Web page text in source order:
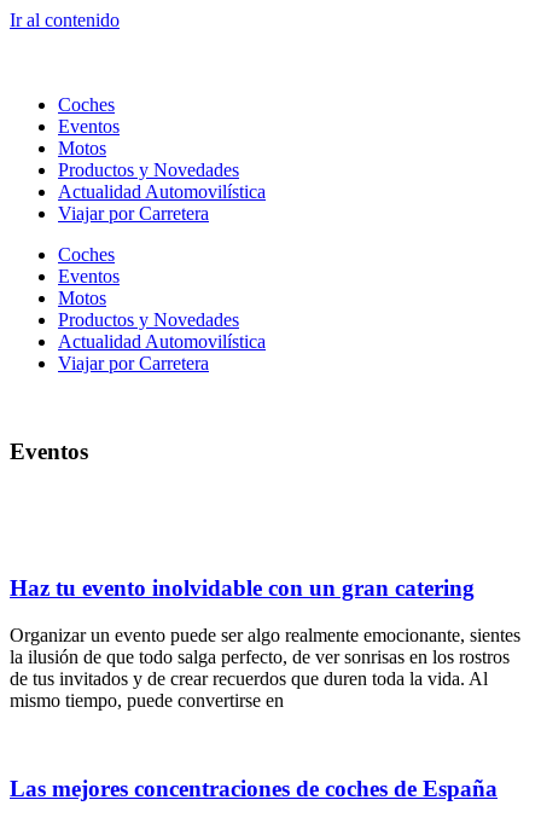
Ir al contenido
Coches
Eventos
Motos
Productos y Novedades
Actualidad Automovilística
Viajar por Carretera
Coches
Eventos
Motos
Productos y Novedades
Actualidad Automovilística
Viajar por Carretera
Eventos
Haz tu evento inolvidable con un gran catering
Organizar un evento puede ser algo realmente emocionante, sientes
la ilusión de que todo salga perfecto, de ver sonrisas en los rostros
de tus invitados y de crear recuerdos que duren toda la vida. Al
mismo tiempo, puede convertirse en
Las mejores concentraciones de coches de España